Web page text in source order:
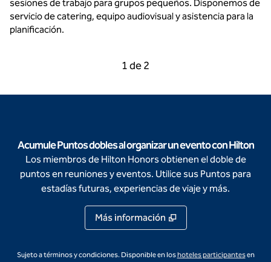
sesiones de trabajo para grupos pequeños. Disponemos de
servicio de catering, equipo audiovisual y asistencia para la
planificación.
Diapositiva 1 de 2
Diapositiva anterior, 2 de 2
1 de 2
Acumule Puntos dobles al organizar un evento con Hilton
Los miembros de Hilton Honors obtienen el doble de
puntos en reuniones y eventos. Utilice sus Puntos para
estadías futuras, experiencias de viaje y más.
Más información
Sujeto a términos y condiciones. Disponible en loshoteles participantes,abre
en